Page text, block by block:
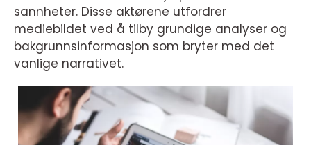
sannheter. Disse aktørene utfordrer
mediebildet ved å tilby grundige analyser og
bakgrunnsinformasjon som bryter med det
vanlige narrativet.